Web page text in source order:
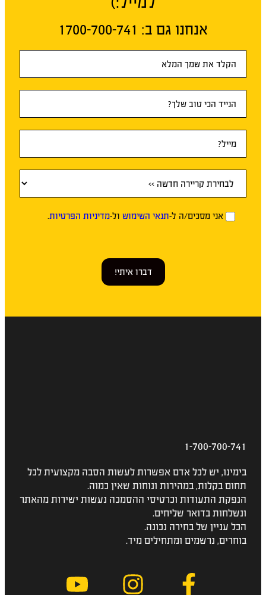
אנחנו גם ב:​ 1700-700-741
ראשי
אני מסכים/ה ל-תנאי השימוש ול-מדיניות הפרטיות.
דברו איתי!
1-700-700-741
בימינו, יש לכל אדם אפשרות לעשות הסבה מקצועית לכל
תחום בקלות, במהירות ונוחות שאין כמוה.
הנפקת התעודות וכרטיסי ההסמכה נעשות ישירות מהאתר
ונשלחות בדואר שליחים.
הכל עניין של בחירה נכונה.
בוחרים, נרשמים ומתחילים מיד.